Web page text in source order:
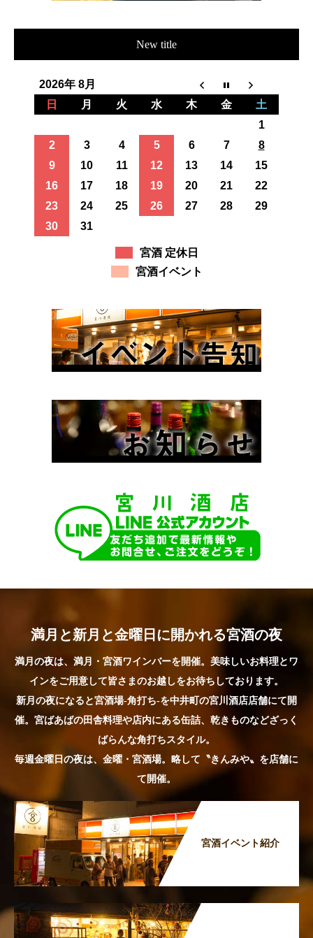
New title
2026年 8月
日
月 火 水 木 金
土
1
2
3 4 5 6 7
8
9
10 11 12 13 14
15
16
17 18 19 20 21
22
23
24 25 26 27 28
29
30
31
宮酒 定休日
宮酒イベント
満月と新月と金曜日に開かれる宮酒の夜
満月の夜は、満月・宮酒ワインバーを開催。美味しいお料理とワ
インをご用意して皆さまのお越しをお待ちしております。
新月の夜になると宮酒場-角打ち-を中井町の宮川酒店店舗にて開
催。宮ばあばの田舎料理や店内にある缶詰、乾きものなどざっく
ばらんな角打ちスタイル。
毎週金曜日の夜は、金曜・宮酒場。略して〝きんみや〟を店舗に
て開催。
宮酒イベント紹介